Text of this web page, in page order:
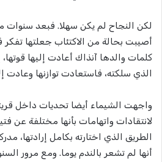
لكن النجاح لم يكن سهلا. فبعد سنوات
أصيبت بحالة من الاكتئاب جعلتها تفكر
كلمات والدها آنذاك أعادت إليها
الذي سلكته، فاستعادت توازنها
واجهت الشيماء أيضا تحديات داخل
لانتقادات واتهامات بأنها مختلفة عن
الطريق الذي اختارته بكامل إرادتها،
أنها لم تشعر بالندم يوما. ومع مرور